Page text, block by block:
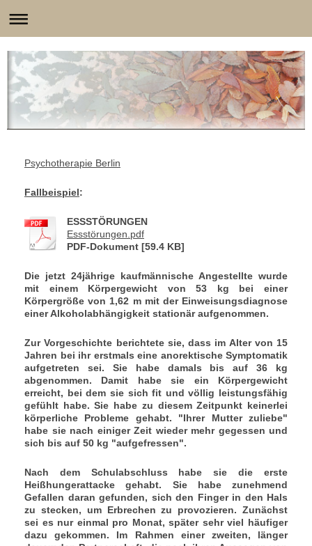
Psychotherapie Berlin
Fallbeispiel:
ESSSTÖRUNGEN
Essstörungen.pdf
PDF-Dokument [59.4 KB]
Die jetzt 24jährige kaufmännische Angestellte wurde
mit einem Körpergewicht von 53 kg bei einer
Körpergröße von 1,62 m mit der Einweisungsdiagnose
einer Alkoholabhängigkeit stationär aufgenommen.
Zur Vorgeschichte berichtete sie, dass im Alter von 15
Jahren bei ihr erstmals eine anorektische Symptomatik
aufgetreten sei. Sie habe damals bis auf 36 kg
abgenommen. Damit habe sie ein Körpergewicht
erreicht, bei dem sie sich fit und völlig leistungsfähig
gefühlt habe. Sie habe zu diesem Zeitpunkt keinerlei
körperliche Probleme gehabt. "Ihrer Mutter zuliebe"
habe sie nach einiger Zeit wieder mehr gegessen und
sich bis auf 50 kg "aufgefressen".
Nach dem Schulabschluss habe sie die erste
Heißhungerattacke gehabt. Sie habe zunehmend
Gefallen daran gefunden, sich den Finger in den Hals
zu stecken, um Erbrechen zu provozieren. Zunächst
sei es nur einmal pro Monat, später sehr viel häufiger
dazu gekommen. Im Rahmen einer zweiten, länger